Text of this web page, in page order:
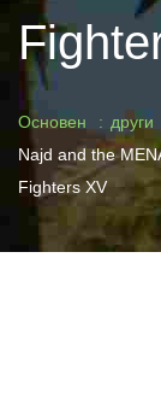
Основен
други
Najd and the
Fighters XV